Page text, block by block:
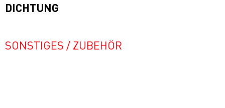
DICHTUNG
SONSTIGES / ZUBEHÖR